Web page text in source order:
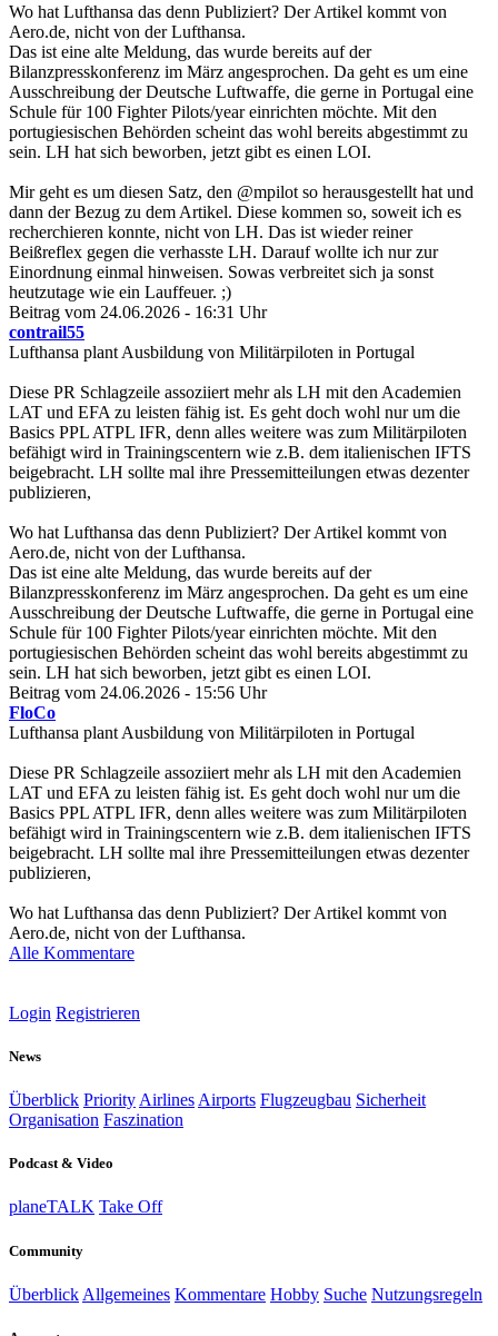
Wo hat Lufthansa das denn Publiziert? Der Artikel kommt von
Aero.de, nicht von der Lufthansa.
Das ist eine alte Meldung, das wurde bereits auf der
Bilanzpresskonferenz im März angesprochen. Da geht es um eine
Ausschreibung der Deutsche Luftwaffe, die gerne in Portugal eine
Schule für 100 Fighter Pilots/year einrichten möchte. Mit den
portugiesischen Behörden scheint das wohl bereits abgestimmt zu
sein. LH hat sich beworben, jetzt gibt es einen LOI.
Mir geht es um diesen Satz, den @mpilot so herausgestellt hat und
dann der Bezug zu dem Artikel. Diese kommen so, soweit ich es
recherchieren konnte, nicht von LH. Das ist wieder reiner
Beißreflex gegen die verhasste LH. Darauf wollte ich nur zur
Einordnung einmal hinweisen. Sowas verbreitet sich ja sonst
heutzutage wie ein Lauffeuer. ;)
Beitrag vom 24.06.2026 - 16:31 Uhr
contrail55
Lufthansa plant Ausbildung von Militärpiloten in Portugal
Diese PR Schlagzeile assoziiert mehr als LH mit den Academien
LAT und EFA zu leisten fähig ist. Es geht doch wohl nur um die
Basics PPL ATPL IFR, denn alles weitere was zum Militärpiloten
befähigt wird in Trainingscentern wie z.B. dem italienischen IFTS
beigebracht. LH sollte mal ihre Pressemitteilungen etwas dezenter
publizieren,
Wo hat Lufthansa das denn Publiziert? Der Artikel kommt von
Aero.de, nicht von der Lufthansa.
Das ist eine alte Meldung, das wurde bereits auf der
Bilanzpresskonferenz im März angesprochen. Da geht es um eine
Ausschreibung der Deutsche Luftwaffe, die gerne in Portugal eine
Schule für 100 Fighter Pilots/year einrichten möchte. Mit den
portugiesischen Behörden scheint das wohl bereits abgestimmt zu
sein. LH hat sich beworben, jetzt gibt es einen LOI.
Beitrag vom 24.06.2026 - 15:56 Uhr
FloCo
Lufthansa plant Ausbildung von Militärpiloten in Portugal
Diese PR Schlagzeile assoziiert mehr als LH mit den Academien
LAT und EFA zu leisten fähig ist. Es geht doch wohl nur um die
Basics PPL ATPL IFR, denn alles weitere was zum Militärpiloten
befähigt wird in Trainingscentern wie z.B. dem italienischen IFTS
beigebracht. LH sollte mal ihre Pressemitteilungen etwas dezenter
publizieren,
Wo hat Lufthansa das denn Publiziert? Der Artikel kommt von
Aero.de, nicht von der Lufthansa.
Alle Kommentare
Login Registrieren
News
Überblick Priority Airlines Airports Flugzeugbau Sicherheit
Organisation Faszination
Podcast & Video
planeTALK Take Off
Community
Überblick Allgemeines Kommentare Hobby Suche Nutzungsregeln